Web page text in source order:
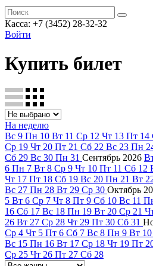
Касса: +7 (3452) 28-32-32
Войти
Купить билет
На неделю
Вс 9 Пн 10 Вт 11 Ср 12 Чт 13 Пт 14
Ср 19 Чт 20 Пт 21 Сб 22 Вс 23 Пн
Сб 29 Вс 30 Пн 31 Сентябрь 2026
6 Пн 7 Вт 8 Ср 9 Чт 10 Пт 11 Сб 12
Чт 17 Пт 18 Сб 19 Вс 20 Пн 21 Вт
Вс 27 Пн 28 Вт 29 Ср 30 Октябрь
5 Вт 6 Ср 7 Чт 8 Пт 9 Сб 10 Вс 11
16 Сб 17 Вс 18 Пн 19 Вт 20 Ср 21
26 Вт 27 Ср 28 Чт 29 Пт 30 Сб 31
Ср 4 Чт 5 Пт 6 Сб 7 Вс 8 Пн 9 Вт 10
Вс 15 Пн 16 Вт 17 Ср 18 Чт 19 Пт
Ср 25 Чт 26 Пт 27 Сб 28